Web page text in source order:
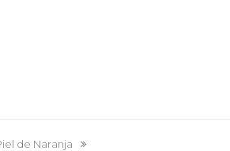
de Naranja